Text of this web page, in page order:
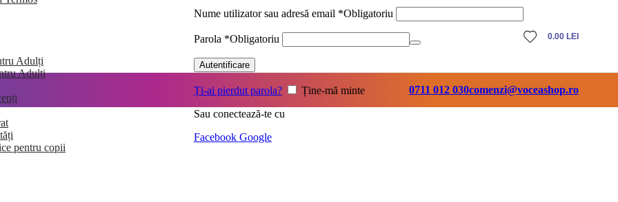
Adulți
Adulți
pentru copii
Nume utilizator sau adresă email *Obligatoriu
Parola *Obligatoriu
Autentificare
Ți-ai pierdut parola?
Ține-mă minte
Sau conectează-te cu
Facebook Google
0.00 LEI
0711 012 030comenzi@voceashop.ro